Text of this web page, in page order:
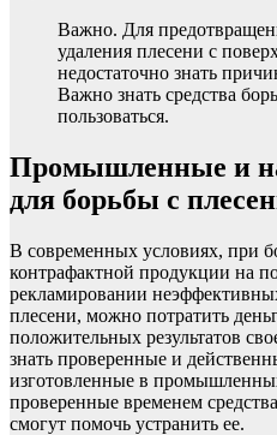
Важно. Для
удаления плесени с
недостаточно знать
Важно знать средства
пользоваться.
Промышленные и
для борьбы с
В современных условиях, при
контрафактной продукции на
рекламировании
плесени, можно потратить
положительных результатов
знать проверенные и
изготовленные в
проверенные временем
смогут помочь устранить ее.